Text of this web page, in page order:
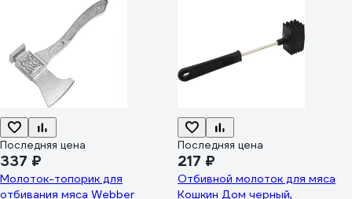
Последняя цена
337 ₽
Молоток-топорик для
отбивания мяса Webber
Последняя цена
217 ₽
Отбивной молоток для мяса
Кошкин Дом черный,